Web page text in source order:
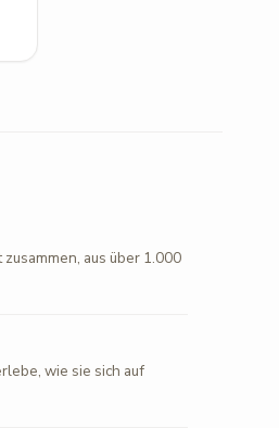
aus über 1.000
wie sie sich auf